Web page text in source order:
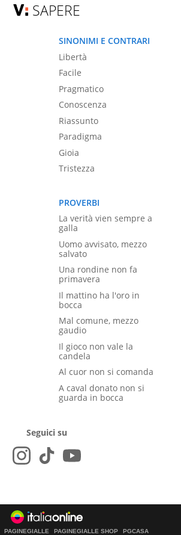
SAPERE
SINONIMI E CONTRARI
Libertà
Facile
Pragmatico
Conoscenza
Riassunto
Paradigma
Gioia
Tristezza
PROVERBI
La verità vien sempre a
galla
Uomo avvisato, mezzo
salvato
Una rondine non fa
primavera
Il mattino ha l'oro in
bocca
Mal comune, mezzo
gaudio
Il gioco non vale la
candela
Al cuor non si comanda
A caval donato non si
guarda in bocca
Seguici su
PAGINEGIALLE PAGINEGIALLE SHOP PGCASA